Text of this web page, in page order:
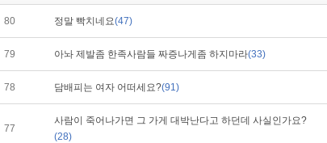
80 정말 빡치네요(47)
79 아놔 제발좀 한족사람들 짜증나게좀 하지마라(33)
78 담배피는 여자 어떠세요?(91)
77
사람이 죽어나가면 그 가게 대박난다고 하던데 사실인가요?
(28)